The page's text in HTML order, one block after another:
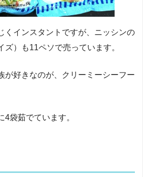
くインスタントですが、ニッシンの
ズ）も11ペソで売っています。
が好きなのが、クリーミーシーフー
4袋茹でています。